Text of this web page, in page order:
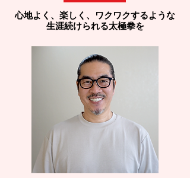
心地よく、楽しく、​ワクワクするような
​生涯続けられる太極拳を